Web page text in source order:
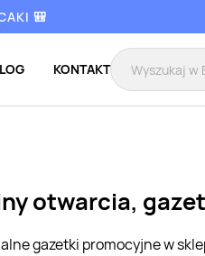
🎒
KONTAKT
otwarcia,
gazetki promocyjne w